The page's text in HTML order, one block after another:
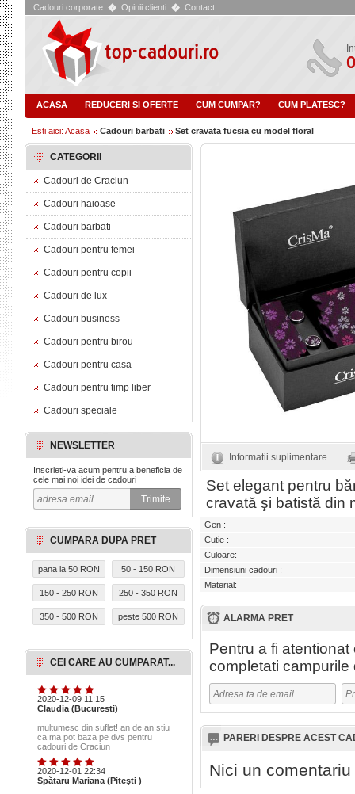
Cadouri corporate � Opinii clienti � Contact
ACASA REDUCERI SI OFERTE CUM CUMPAR? CUM PLATESC?
Esti aici: Acasa Cadouri barbati Set cravata fucsia cu model floral
CATEGORII
Cadouri de Craciun
Cadouri haioase
Cadouri barbati
Cadouri pentru femei
Cadouri pentru copii
Cadouri de lux
Cadouri business
Cadouri pentru birou
Cadouri pentru casa
Cadouri pentru timp liber
Cadouri speciale
NEWSLETTER
Inscrieti-va acum pentru a beneficia de
cele mai noi idei de cadouri
CUMPARA DUPA PRET
pana la 50 RON 50 - 150 RON
150 - 250 RON 250 - 350 RON
350 - 500 RON peste 500 RON
CEI CARE AU CUMPARAT...
2020-12-09 11:15
Claudia (Bucuresti)
multumesc din suflet! an de an stiu
ca ma pot baza pe dvs pentru
cadouri de Craciun
2020-12-01 22:34
Spătaru Mariana (Piteşti )
Informatii suplimentare
Set elegant pentru
cravată şi batistă din
Gen :
Cutie :
Culoare:
Dimensiuni cadouri :
Material:
ALARMA PRET
Pentru a fi
completati campurile
PARERI DESPRE ACEST
Nici un comentariu